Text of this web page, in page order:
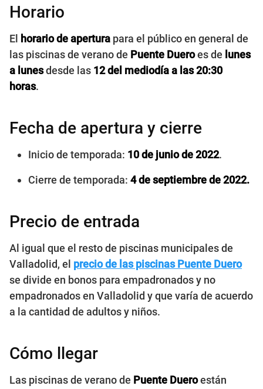
Horario
El horario de apertura para el público en general de
las piscinas de verano de Puente Dueroes de lunes
a lunesdesde las 12 del mediodía a las 20:30
horas.
Fecha de apertura y cierre
Inicio de temporada: 10 de junio de 2022.
Cierre de temporada: 4 de septiembre de 2022.
Precio de entrada
Al igual que el resto de piscinas municipales de
Valladolid, el precio de las piscinas Puente Duero
se divide en bonos para empadronados y no
empadronados en Valladolid y que varía de acuerdo
a la cantidad de adultos y niños.
Cómo llegar
Las piscinas de verano de Puente Dueroestán